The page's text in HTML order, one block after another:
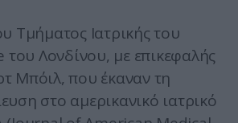
Τμήματος Ιατρικής του
Λονδίνου, με επικεφαλής
Μπόιλ, που έκαναν τη
στο αμερικανικό ιατρικό